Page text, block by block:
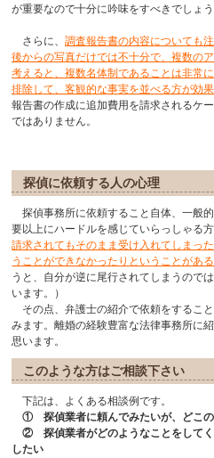
が重要なので十分に吟味をすべきでしょう
さらに、調査報告書の内容についても
後からの写真だけでは不十分で、複数の
考えると、複数名体制であることは非常
排除して、客観的な事実を並べる方が効
報告書の作成に追加費用を請求されるケ
ではありません。
探偵に依頼する人の心理
探偵事務所に依頼すること自体、一般
要以上にハードルを感じていらっしゃる
請求されてもそのまま受け入れてしまっ
うことができなかったりということがある
うと、自分が逆に尾行されてしまうので
います。）
その点、弁護士の紹介で依頼をするこ
みます。離婚の経験豊富な法律事務所に
思います。
このような方はご相談下さい
下記は、よくある相談例です。
① 探偵業者に頼んでみたいが、どこの
② 探偵業者がどのようなことをして
したい